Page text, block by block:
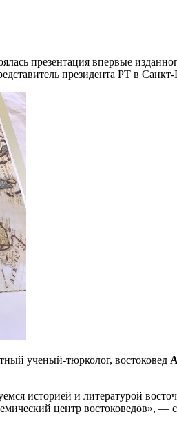
презентация впервые
президента РТ в Санкт-
ученый-тюрколог, востоковед
историей и литературой
центр востоковедов», —